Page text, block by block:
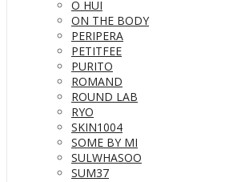
O HUI
ON THE BODY
PERIPERA
PETITFEE
PURITO
ROMAND
ROUND LAB
RYO
SKIN1004
SOME BY MI
SULWHASOO
SUM37